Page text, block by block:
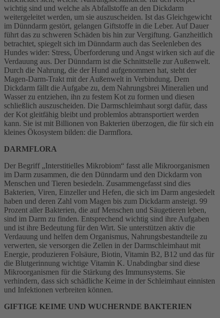
wichtig sind und welche als Abfallstoffe an den Dickdarm
weitergeleitet werden, um sie auszuscheiden. Ist das Gleichgewicht
im Dünndarm gestört, gelangen Giftstoffe in die Leber. Auf Dauer
führt das zu schweren Schäden bis hin zur Vergiftung. Ganzheitlich
betrachtet, spiegelt sich im Dünndarm auch das Seelenleben des
Hundes wider: Stress, Überforderung und Angst wirken sich auf die
Verdauung aus. Der Dünndarm ist die Schnittstelle zur Außenwelt.
Durch die Nahrung, die der Hund aufgenommen hat, steht der
Magen-Darm-Trakt mit der Außenwelt in Verbindung. Dem
Dickdarm fällt die Aufgabe zu, dem Nahrungsbrei Mineralien und
Wasser zu entziehen, ihn zu festem Kot zu formen und diesen
schließlich auszuscheiden. Die Darmschleimhaut sorgt dafür, dass
der Kot gleitfähig bleibt und problemlos abtransportiert werden
kann. Sie ist mit Billionen von Bakterien überzogen, die für sich ein
kleines Ökosystem bilden: die Darmflora.
DARMFLORA
Der Begriff „Interstitielles Mikrobiom“ fasst alle Mikroorganismen
im Darm zusammen, die den Dünndarm und den Dickdarm von
Menschen und Tieren besiedeln. Zusammengefasst sind dies
Bakterien, Viren, Einzeller und Hefen, die sich im Darm angesiedelt
haben und deren Zahl vom Magen bis zum Dickdarm ansteigt. 99
Prozent aller Bakterien, die auf Menschen und Säugetieren leben,
sind im Darm zu finden. Entsprechend wichtig sind ihre Aufgaben
und ist ihre Bedeutung für den Wirt. Sie unterstützen aktiv die
Verdauung und helfen dem Organismus, Nahrungsbestandteile zu
verwerten, sie versorgen die Zellen in der Darmschleimhaut mit
Energie, produzieren Folsäure, Biotin, Vitamin B2, B12 und das für
die Blutgerinnung wichtige Vitamin K. Unabdingbar sind diese
Mikroorganismen für die Stärkung des Immunsystems. Sie
verhindern, dass sich schädliche Keime in der Schleimhaut einnisten
und Infektionen verbreiten können.
GIFTIGE KEIME UND WUCHERNDE BAKTERIEN